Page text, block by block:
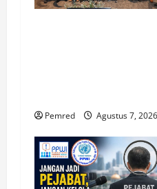
Pemred Agustus 7, 2026